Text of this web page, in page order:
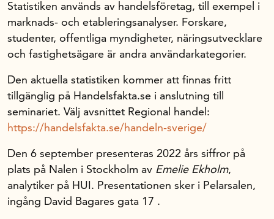
Statistiken används av handelsföretag, till exempel i
marknads- och etableringsanalyser. Forskare,
studenter, offentliga myndigheter, näringsutvecklare
och fastighetsägare är andra användarkategorier.
Den aktuella statistiken kommer att finnas fritt
tillgänglig på Handelsfakta.se i anslutning till
seminariet. Välj avsnittet Regional handel:
https://handelsfakta.se/handeln-sverige/
Den 6 september presenteras 2022 års siffror på
plats på Nalen i Stockholm av Emelie Ekholm,
analytiker på HUI. Presentationen sker i Pelarsalen,
ingång David Bagares gata 17 .